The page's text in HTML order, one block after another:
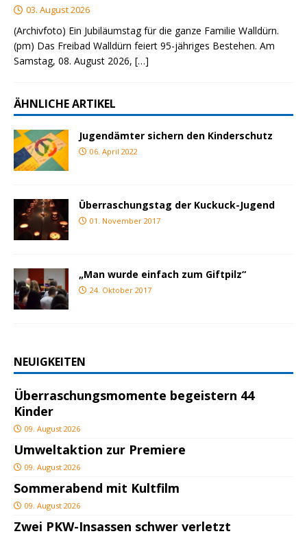
03. August 2026
(Archivfoto) Ein Jubiläumstag für die ganze Familie Walldürn.
(pm) Das Freibad Walldürn feiert 95-jähriges Bestehen. Am
Samstag, 08. August 2026, […]
ÄHNLICHE ARTIKEL
Jugendämter sichern den Kinderschutz
06. April 2022
Überraschungstag der Kuckuck-Jugend
01. November 2017
„Man wurde einfach zum Giftpilz“
24. Oktober 2017
NEUIGKEITEN
Überraschungsmomente begeistern 44
Kinder
09. August 2026
Umweltaktion zur Premiere
09. August 2026
Sommerabend mit Kultfilm
09. August 2026
Zwei PKW-Insassen schwer verletzt